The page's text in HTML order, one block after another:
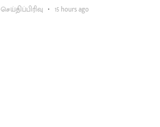
செய்திப்பிரிவு 15 hours ago